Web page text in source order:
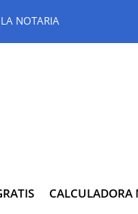
LA NOTARIA
CALCULADORA